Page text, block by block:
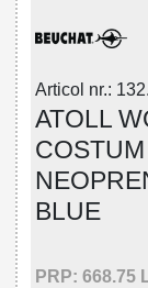
Articol nr.:
ATOLL
BLUE
PRP: 668.75